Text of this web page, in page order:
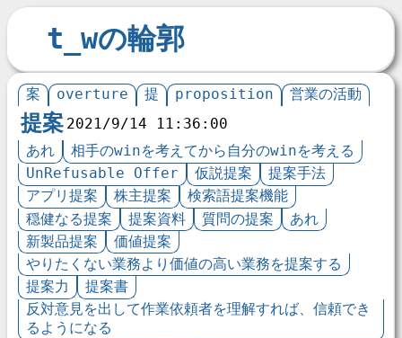
t_wの輪郭
案 overture 提 proposition 営業の活動
提案 2021/9/14 11:36:00
あれ
相手のwinを考えてから自分のwinを考える
UnRefusable Offer
仮説提案
提案手法
アプリ提案
株主提案
検索語提案機能
穏健なる提案
提案資料 質問の提案
あれ
新製品提案
価値提案
やりたくない業務より価値の高い業務を提案する
提案力
提案書
反対意見を出して作業依頼者を理解すれば、信頼でき
るようになる